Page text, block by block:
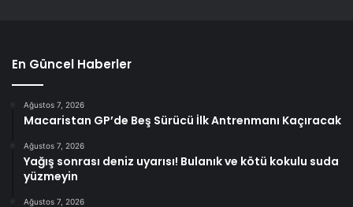
En Güncel Haberler
Ağustos 7, 2026
Macaristan GP’de Beş Sürücü İlk Antrenmanı Kaçıracak
Ağustos 7, 2026
Yağış sonrası deniz uyarısı! Bulanık ve kötü kokulu suda
yüzmeyin
Ağustos 7, 2026